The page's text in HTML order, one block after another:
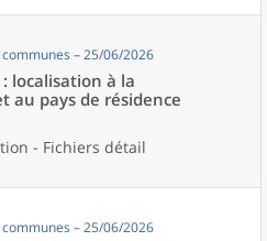
– 25/06/2026
localisation à la
au pays de résidence
- Fichiers détail
– 25/06/2026